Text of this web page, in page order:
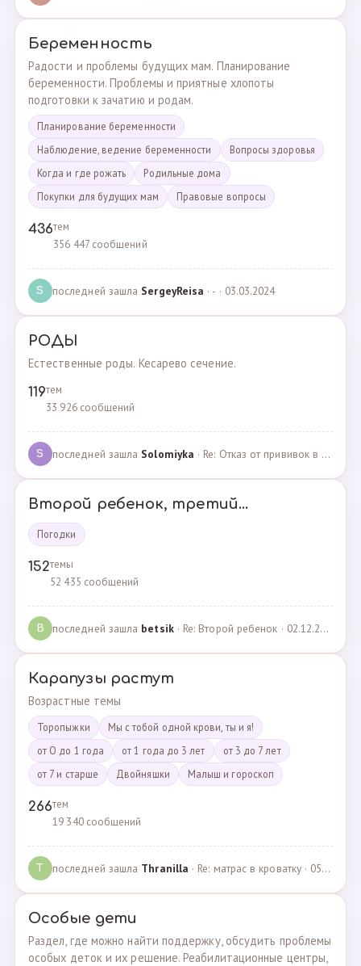
Беременность
Радости и проблемы будущих мам. Планирование
беременности. Проблемы и приятные хлопоты
подготовки к зачатию и родам.
Планирование беременности
Наблюдение, ведение беременности
Вопросы здоровья
Когда и где рожать
Родильные дома
Покупки для будущих мам
Правовые вопросы
436тем
356 447 сообщений
S последней зашла SergeyReisa · - · 03.03.2024
РОДЫ
Естественные роды. Кесарево сечение.
119тем
33 926 сообщений
S последней зашла Solomiyka · Re: Отказ от прививок в роддоме · 07.05.2022
Второй ребенок, третий...
Погодки
152темы
52 435 сообщений
B последней зашла betsik· Re: Второй ребенок · 02.12.2023
Карапузы растут
Возрастные темы
Торопыжки
Мы с тобой одной крови, ты и я!
от О до 1 года
от 1 года до 3 лет
от 3 до 7 лет
от 7 и старше
Двойняшки Малыш и гороскоп
266тем
19 340 сообщений
T последней зашла Thranilla · Re: матрас в кроватку · 05.05.2024
Особые дети
Раздел, где можно найти поддержку, обсудить проблемы
особых деток и их решение. Реабилитационные центры,